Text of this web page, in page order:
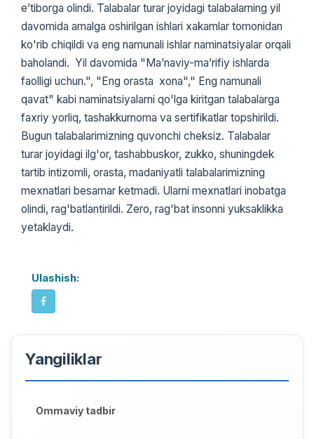
e’tiborga olindi. Talabalar turar joyidagi talabalarning yil
davomida amalga oshirilgan ishlari xakamlar tomonidan
ko'rib chiqildi va eng namunali ishlar naminatsiyalar orqali
baholandi. Yil davomida "Ma’naviy-ma’rifiy ishlarda
faolligi uchun.", "Eng orasta xona"," Eng namunali
qavat" kabi naminatsiyalarni qo'lga kiritgan talabalarga
faxriy yorliq, tashakkurnoma va sertifikatlar topshirildi.
Bugun talabalarimizning quvonchi cheksiz. Talabalar
turar joyidagi ilg'or, tashabbuskor, zukko, shuningdek
tartib intizomli, orasta, madaniyatli talabalarimizning
mexnatlari besamar ketmadi. Ularni mexnatlari inobatga
olindi, rag'batlantirildi. Zero, rag'bat insonni yuksaklikka
yetaklaydi.
Ulashish:
Yangiliklar
Ommaviy tadbir